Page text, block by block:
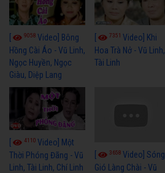
9058 Video] Bông
Hồng Cài Áo - Vũ Linh,
Ngọc Huyền, Ngọc
Giàu, Diệp Lang
7351Video] Khi
Hoa Trà Nở - Vũ Linh,
Tài Linh
4110 Video] Một
Thời Phóng Đãng - Vũ
Linh, Tài Linh, Chí Linh
3658Video] Sóng
Gió Làng Chài - Vũ